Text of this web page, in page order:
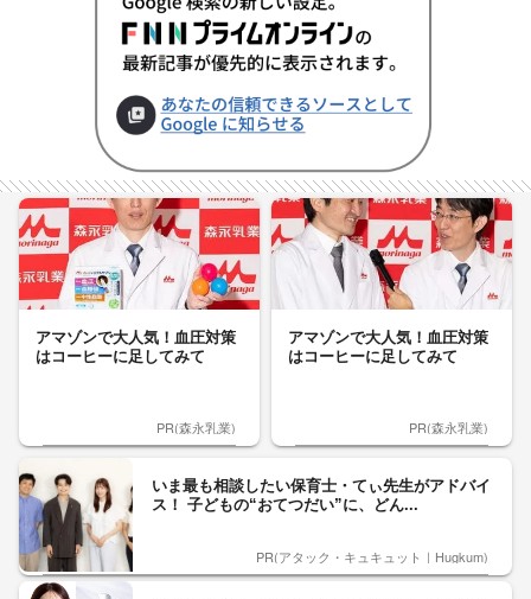
アマゾンで大人気！血圧対策
はコーヒーに足してみて
PR(森永乳業)
アマゾンで大人気！血圧対策
はコーヒーに足してみて
PR(森永乳業)
いま最も相談したい保育士・てぃ先生がアドバイ
ス！ 子どもの“おてつだい”に、どん...
PR(アタック・キュキュット｜Hugkum)